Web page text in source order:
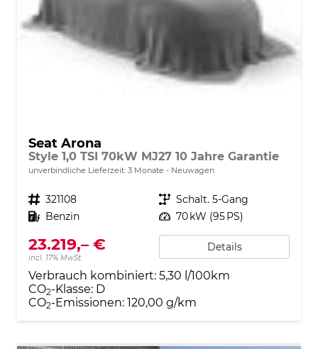
Seat Arona
Style 1,0 TSI 70kW MJ27 10 Jahre Garantie
unverbindliche Lieferzeit: 3 Monate Neuwagen
Fahrzeugnr. 321108 Getriebe Schalt. 5-Gang
Kraftstoff Benzin Leistung 70 kW (95 PS)
23.219,– €
incl. 17% MwSt.
Details
Verbrauch kombiniert: 5,30 l/100km
CO2-Klasse: D
CO2-Emissionen: 120,00 g/km